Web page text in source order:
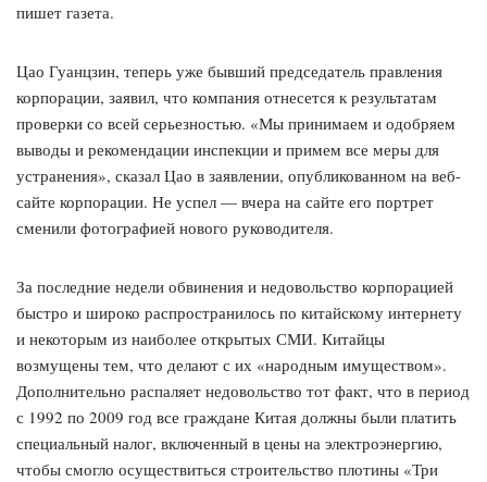
пишет газета.
Цао Гуанцзин, теперь уже бывший председатель правления
корпорации, заявил, что компания отнесется к результатам
проверки со всей серьезностью. «Мы принимаем и одобряем
выводы и рекомендации инспекции и примем все меры для
устранения», сказал Цао в заявлении, опубликованном на веб-
сайте корпорации. Не успел — вчера на сайте его портрет
сменили фотографией нового руководителя.
За последние недели обвинения и недовольство корпорацией
быстро и широко распространилось по китайскому интернету
и некоторым из наиболее открытых СМИ. Китайцы
возмущены тем, что делают с их «народным имуществом».
Дополнительно распаляет недовольство тот факт, что в период
с 1992 по 2009 год все граждане Китая должны были платить
специальный налог, включенный в цены на электроэнергию,
чтобы смогло осуществиться строительство плотины «Три